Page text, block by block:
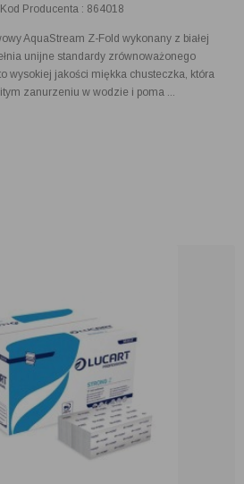
Kod Producenta : 864018
AquaStream Z-Fold wykonany z białej
unijne standardy zrównoważonego
wysokiej jakości miękka chusteczka, która
zanurzeniu w wodzie i poma ...